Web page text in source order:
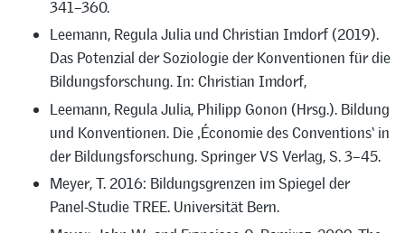
341–360.
Leemann, Regula Julia und Christian Imdorf (2019).
Das Potenzial der Soziologie der Konventionen für die
Bildungsforschung. In: Christian Imdorf,
Leemann, Regula Julia, Philipp Gonon (Hrsg.). Bildung
und Konventionen. Die ‚Économie des Conventions‘ in
der Bildungsforschung. Springer VS Verlag, S. 3–45.
Meyer, T. 2016: Bildungsgrenzen im Spiegel der
Panel-Studie TREE. Universität Bern.